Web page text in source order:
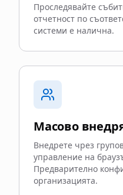
Проследявайте
отчетност по
системи е налична.
Масово
Внедрете чрез
управление на
Предварително
организацията.